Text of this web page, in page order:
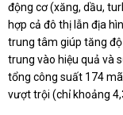
động cơ (xăng, dầu,
hợp cả đô thị lẫn địa
trung tâm giúp tăng
trung vào hiệu quả và
tổng công suất 174
vượt trội (chỉ khoảng